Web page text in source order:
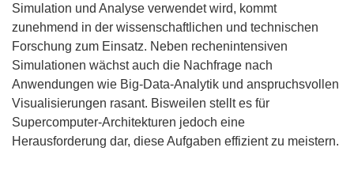
Simulation und Analyse verwendet wird, kommt
zunehmend in der wissenschaftlichen und technischen
Forschung zum Einsatz. Neben rechenintensiven
Simulationen wächst auch die Nachfrage nach
Anwendungen wie Big-Data-Analytik und anspruchsvollen
Visualisierungen rasant. Bisweilen stellt es für
Supercomputer-Architekturen jedoch eine
Herausforderung dar, diese Aufgaben effizient zu meistern.